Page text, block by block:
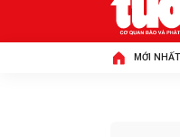
MỚI NHẤT